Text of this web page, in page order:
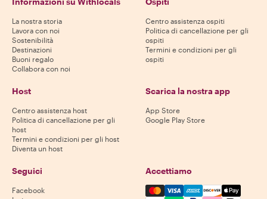
La nostra storia
Lavora con noi
Sostenibilità
Destinazioni
Buoni regalo
Collabora con noi
Centro assistenza ospiti
Politica di cancellazione per gli
ospiti
Termini e condizioni per gli
ospiti
Host
Centro assistenza host
Politica di cancellazione per gli
host
Termini e condizioni per gli host
Diventa un host
Scarica la nostra app
App Store
Google Play Store
Seguici
Facebook
Accettiamo
Mastercard, Visa, Amex,